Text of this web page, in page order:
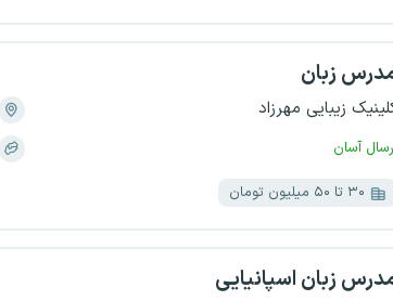
زبان
زیبایی مهرزاد
آسان
۳۰ تا ۵۰ میلیون تومان
زبان اسپانیایی